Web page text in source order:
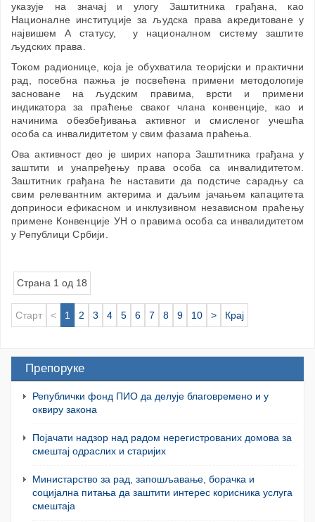
указује на значај и улогу Заштитника грађана, као
Националне институције за људска права акредитоване у
највишем А статусу, у националном систему заштите
људских права.
Током радионице, која је обухватила теоријски и практични
рад, посебна пажња је посвећена примени методологије
засноване на људским правима, врсти и примени
индикатора за праћење сваког члана конвенције, као и
начинима обезбеђивања активног и смисленог учешћа
особа са инвалидитетом у свим фазама праћења.
Ова активност део је ширих напора Заштитника грађана у
заштити и унапређењу права особа са инвалидитетом.
Заштитник грађана ће наставити да подстиче сарадњу са
свим релевантним актерима и даљим јачањем капацитета
доприноси ефикасном и инклузивном независном праћењу
примене Конвенције УН о правима особа са инвалидитетом
у Републици Србији.
Страна 1 од 18
Старт < 1 2 3 4 5 6 7 8 9 10 > Крај
Препоруке
Републички фонд ПИО да делује благовремено и у
оквиру закона
Појачати надзор над радом нерегистрованих домова за
смештај одраслих и старијих
Министарство за рад, запошљавање, борачка и
социјална питања да заштити интерес корисника услуга
смештаја